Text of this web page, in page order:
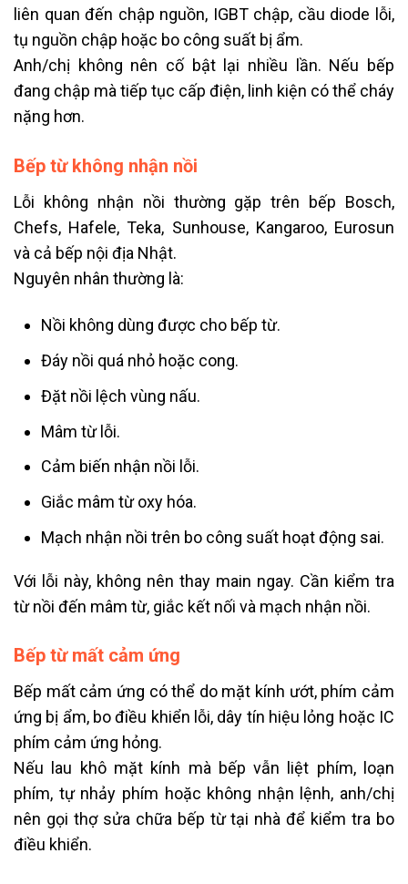
liên quan đến chập nguồn, IGBT chập, cầu diode lỗi,
tụ nguồn chập hoặc bo công suất bị ẩm.
Anh/chị không nên cố bật lại nhiều lần. Nếu bếp
đang chập mà tiếp tục cấp điện, linh kiện có thể cháy
nặng hơn.
Bếp từ không nhận nồi
Lỗi không nhận nồi thường gặp trên bếp Bosch,
Chefs, Hafele, Teka, Sunhouse, Kangaroo, Eurosun
và cả bếp nội địa Nhật.
Nguyên nhân thường là:
Nồi không dùng được cho bếp từ.
Đáy nồi quá nhỏ hoặc cong.
Đặt nồi lệch vùng nấu.
Mâm từ lỗi.
Cảm biến nhận nồi lỗi.
Giắc mâm từ oxy hóa.
Mạch nhận nồi trên bo công suất hoạt động sai.
Với lỗi này, không nên thay main ngay. Cần kiểm tra
từ nồi đến mâm từ, giắc kết nối và mạch nhận nồi.
Bếp từ mất cảm ứng
Bếp mất cảm ứng có thể do mặt kính ướt, phím cảm
ứng bị ẩm, bo điều khiển lỗi, dây tín hiệu lỏng hoặc IC
phím cảm ứng hỏng.
Nếu lau khô mặt kính mà bếp vẫn liệt phím, loạn
phím, tự nhảy phím hoặc không nhận lệnh, anh/chị
nên gọi thợ sửa chữa bếp từ tại nhà để kiểm tra bo
điều khiển.